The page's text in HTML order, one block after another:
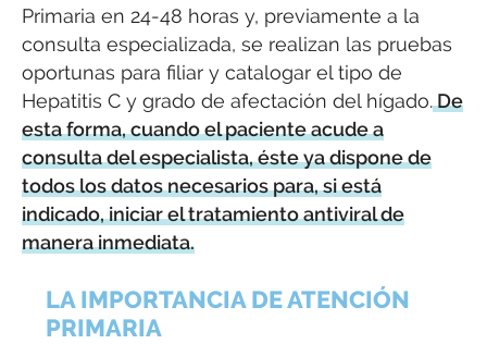
Primaria en 24-48 horas y, previamente a la
consulta especializada, se realizan las pruebas
oportunas para filiar y catalogar el tipo de
Hepatitis C y grado de afectación del hígado.De
esta forma, cuando el paciente acude a
consulta del especialista, éste ya dispone de
todos los datos necesarios para, si está
indicado, iniciar el tratamiento antiviral de
manera inmediata.
LA IMPORTANCIA DE ATENCIÓN
PRIMARIA